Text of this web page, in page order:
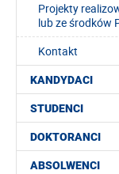
Projekty
lub ze środków
Kontakt
KANDYDACI
STUDENCI
DOKTORANCI
ABSOLWENCI